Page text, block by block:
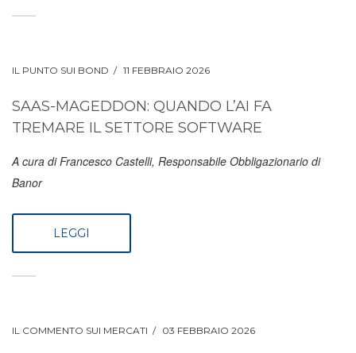
IL PUNTO SUI BOND 11 FEBBRAIO 2026
SAAS-MAGEDDON: QUANDO L’AI FA
TREMARE IL SETTORE SOFTWARE
A cura di Francesco Castelli, Responsabile Obbligazionario di
Banor
LEGGI
IL COMMENTO SUI MERCATI 03 FEBBRAIO 2026